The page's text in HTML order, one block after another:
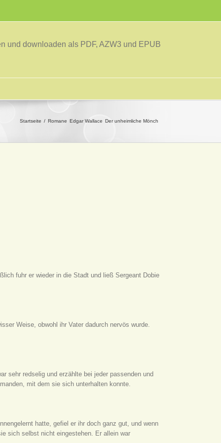
und downloaden als PDF, AZW3 und EPUB
Startseite Romane Edgar Wallace Der unheimliche Mönch
fuhr er wieder in die Stadt und ließ Sergeant Dobie
Weise, obwohl ihr Vater dadurch nervös wurde.
sehr redselig und erzählte bei jeder passenden und
mit dem sie sich unterhalten konnte.
hatte, gefiel er ihr doch ganz gut, und wenn
sich selbst nicht eingestehen. Er allein war